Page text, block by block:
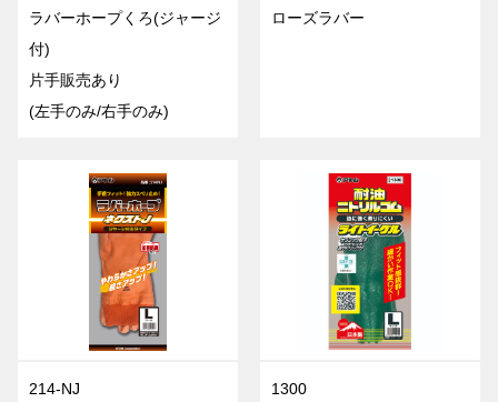
ラバーホープくろ(ジャージ
付)
片手販売あり
(左手のみ/右手のみ)
ローズラバー
214-NJ
1300